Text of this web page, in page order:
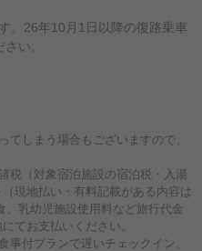
。26年10月1日以降の復路乗車
い。
てしまう場合もございますので、
税（対象宿泊施設の宿泊税・入湯
現地払い・有料記載がある内容は
、乳幼児施設使用料など旅行代金
てお支払いください。
事付プランで遅いチェックイン、